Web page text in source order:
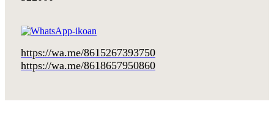
https://wa.me/8615267393750
https://wa.me/8618657950860